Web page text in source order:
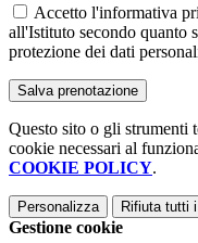
Accetto l'informativa
all'Istituto secondo quanto
protezione dei dati
Questo sito o gli strumenti
cookie necessari al
COOKIE POLICY.
Personalizza Rifiuta tutti
Gestione cookie